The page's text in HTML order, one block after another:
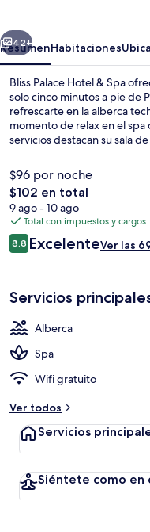
Spa
Siguiente
42+
ResumenHabitaciones
Bliss Palace Hotel & Spa
solo cinco minutos a pie de
refrescarte en la alberca
momento de relax en el spa
servicios destacan su sala
$96 por noche
El
precio
total
es
de
$102 en total
9 ago - 10 ago
Total con impuestos y cargos
Opiniones
8.88.8 de 10,
ExcelenteVer las
Servicios
Alberca
Spa
Wifi gratuito
Ver todos
Servicios
Siéntete como en